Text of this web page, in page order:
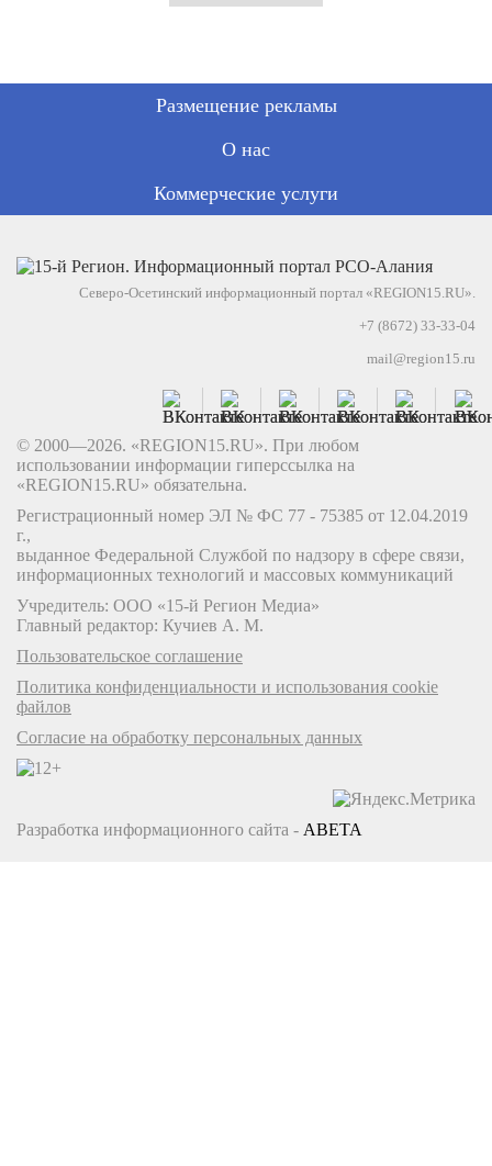
Размещение рекламы
О нас
Коммерческие услуги
Северо-Осетинский информационный портал «REGION15.RU».
+7 (8672) 33-33-04
mail@region15.ru
© 2000—2026. «REGION15.RU». При любом
использовании информации гиперссылка на
«REGION15.RU» обязательна.
Регистрационный номер ЭЛ № ФС 77 - 75385 от 12.04.2019
г.,
выданное Федеральной Службой по надзору в сфере связи,
информационных технологий и массовых коммуникаций
Учредитель: ООО «15-й Регион Медиа»
Главный редактор: Кучиев А. М.
Пользовательское соглашение
Политика конфиденциальности и использования cookie
файлов
Согласие на обработку персональных данных
Разработка информационного сайта - ABETA